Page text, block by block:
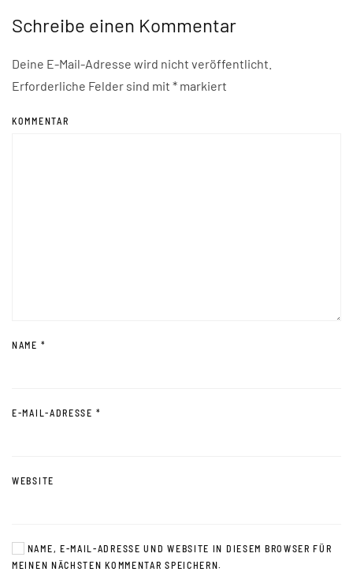
Schreibe einen Kommentar
Deine E-Mail-Adresse wird nicht veröffentlicht.
Erforderliche Felder sind mit * markiert
KOMMENTAR
NAME *
E-MAIL-ADRESSE *
WEBSITE
NAME, E-MAIL-ADRESSE UND WEBSITE IN DIESEM BROWSER FÜR
MEINEN NÄCHSTEN KOMMENTAR SPEICHERN.